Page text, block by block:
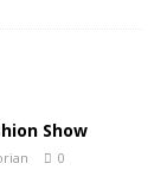
Show
0